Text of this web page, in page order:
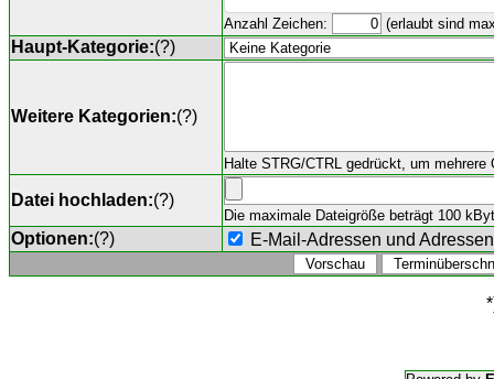
Anzahl Zeichen: (erlaubt sind
Haupt-Kategorie:(?)
Weitere Kategorien:(?)
Halte STRG/CTRL gedrückt, um mehrere
Datei hochladen:(?)
Die maximale Dateigröße beträgt 100
Optionen:(?) E-Mail-Adressen und